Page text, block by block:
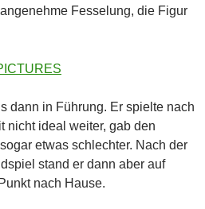
Fesselung, die Figur
dann in Führung. Er spielte nach
nicht ideal weiter, gab den
etwas schlechter. Nach der
stand er dann aber auf
nach Hause.